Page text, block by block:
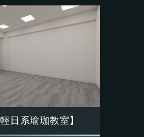
日系瑜珈教室】